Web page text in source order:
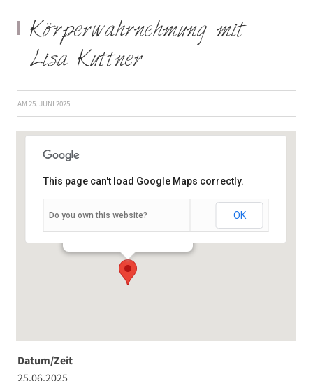
Körperwahrnehmung mit
Lisa Kuttner
AM 25. JUNI 2025
Veranstaltungen
This page can't load Google Maps correctly.
Do you own this website? OK
Datum/Zeit
25.06.2025